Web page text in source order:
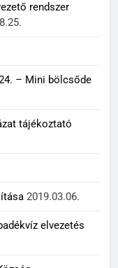
rendszer
24. – Mini bölcsőde
tájékoztató
2019.03.06.
elvezetés